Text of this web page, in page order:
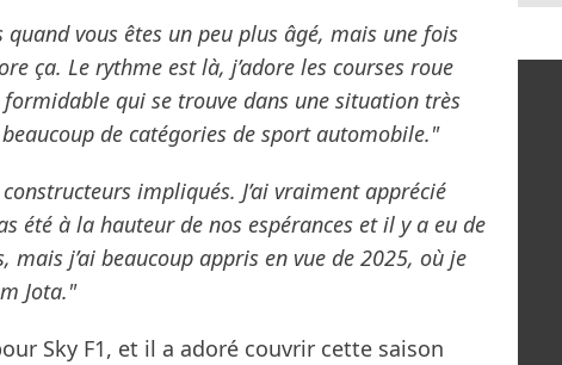
vous êtes un peu plus âgé, mais une fois
ça. Le rythme est là, j’adore les courses roue
formidable qui se trouve dans une situation très
de catégories de sport automobile."
impliqués. J’ai vraiment apprécié
été à la hauteur de nos espérances et il y a eu de
j’ai beaucoup appris en vue de 2025, où je
Jota."
Sky F1, et il a adoré couvrir cette saison